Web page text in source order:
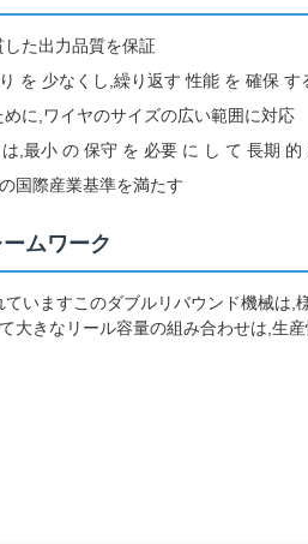
た出力品質を保証
を 少なくし,繰り返す 性能 を 確保 す
に,ワイヤのサイズの広い範囲に対応
,最小 の 保守 を 必要 に し て 長期
国際産業基準を満たす
ムワーク
いますこのダブルリバウンド機械
大きなリール容量の組み合わせは,生